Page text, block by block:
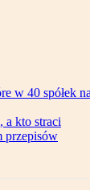
w 40 spółek
a kto straci
przepisów